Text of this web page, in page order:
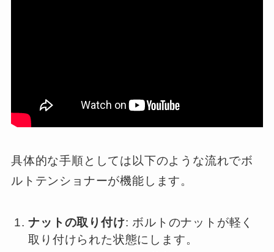
具体的な手順としては以下のような流れでボ
ルトテンショナーが機能します。
ナットの取り付け: ボルトのナットが軽く
取り付けられた状態にします。